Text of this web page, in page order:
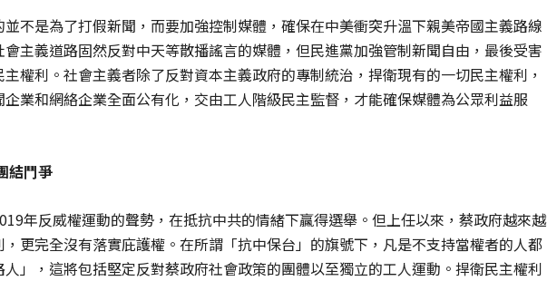
不是為了打假新聞，而要加強控制媒體，確保在中美衝突升溫下親美帝國主義路線
主義道路固然反對中天等散播謠言的媒體，但民進黨加強管制新聞自由，最後受害
權利。社會主義者除了反對資本主義政府的專制統治，捍衛現有的一切民主權利，
業和網絡企業全面公有化，交由工人階級民主監督，才能確保媒體為公眾利益服
結鬥爭
年反威權運動的聲勢，在抵抗中共的情緒下贏得選舉。但上任以來，蔡政府越來越
更完全沒有落實庇護權。在所謂「抗中保台」的旗號下，凡是不支持當權者的人都
」，這將包括堅定反對蔡政府社會政策的團體以至獨立的工人運動。捍衛民主權利